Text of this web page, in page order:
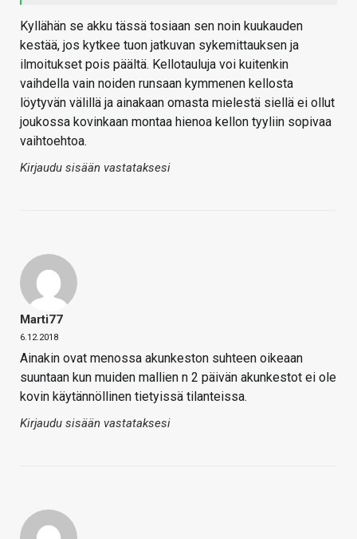
Kyllähän se akku tässä tosiaan sen noin kuukauden
kestää, jos kytkee tuon jatkuvan sykemittauksen ja
ilmoitukset pois päältä. Kellotauluja voi kuitenkin
vaihdella vain noiden runsaan kymmenen kellosta
löytyvän välillä ja ainakaan omasta mielestä siellä ei ollut
joukossa kovinkaan montaa hienoa kellon tyyliin sopivaa
vaihtoehtoa.
Kirjaudu sisään vastataksesi
Marti77
6.12.2018
Ainakin ovat menossa akunkeston suhteen oikeaan
suuntaan kun muiden mallien n 2 päivän akunkestot ei ole
kovin käytännöllinen tietyissä tilanteissa.
Kirjaudu sisään vastataksesi